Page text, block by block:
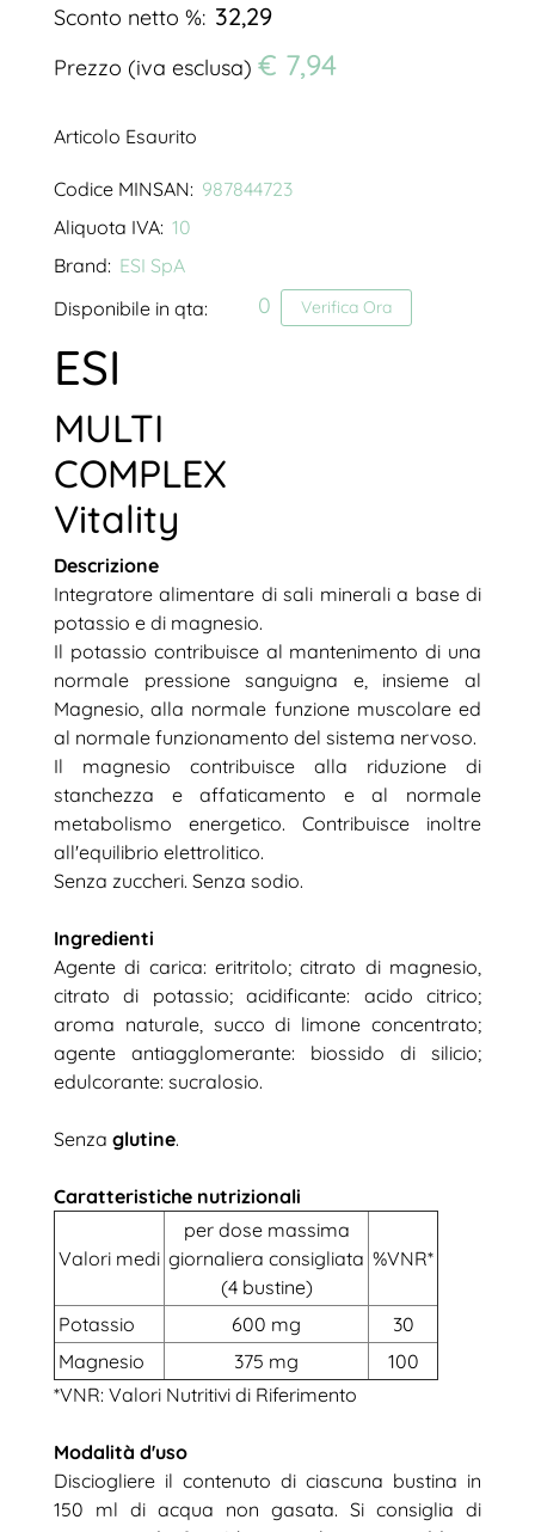
Sconto netto %: 32,29
Prezzo (iva esclusa) € 7,94
Articolo Esaurito
Codice MINSAN: 987844723
Aliquota IVA: 10
Brand: ESI SpA
Disponibile in qta:
Verifica Ora
0
ESI
MULTI
COMPLEX
Vitality
Descrizione
Integratore alimentare di sali minerali a base di
potassio e di magnesio.
Il potassio contribuisce al mantenimento di una
normale pressione sanguigna e, insieme al
Magnesio, alla normale funzione muscolare ed
al normale funzionamento del sistema nervoso.
Il magnesio contribuisce alla riduzione di
stanchezza e affaticamento e al normale
metabolismo energetico. Contribuisce inoltre
all'equilibrio elettrolitico.
Senza zuccheri. Senza sodio.
Ingredienti
Agente di carica: eritritolo; citrato di magnesio,
citrato di potassio; acidificante: acido citrico;
aroma naturale, succo di limone concentrato;
agente antiagglomerante: biossido di silicio;
edulcorante: sucralosio.
Senza glutine.
Caratteristiche nutrizionali
Valori medi
per dose massima
giornaliera consigliata
(4 bustine)
%VNR*
Potassio 600 mg
30
Magnesio
375 mg
100
*VNR: Valori Nutritivi di Riferimento
Modalità d'uso
Disciogliere il contenuto di ciascuna bustina in
150 ml di acqua non gasata. Si consiglia di